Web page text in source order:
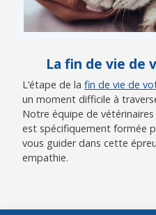
La fin de vie de
L’étape de la fin de vie de
un moment difficile à
Notre équipe de
est spécifiquement formée
vous guider dans cette
empathie.